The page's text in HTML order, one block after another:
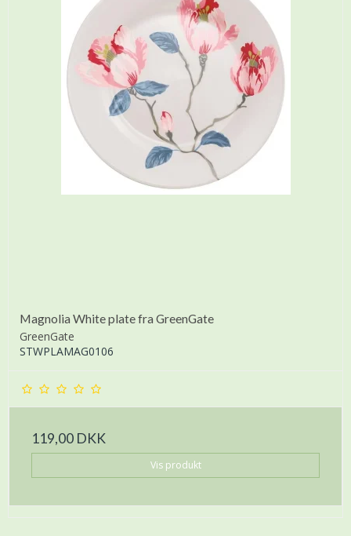
Magnolia White plate fra GreenGate
GreenGate
STWPLAMAG0106
119,00 DKK
Vis produkt